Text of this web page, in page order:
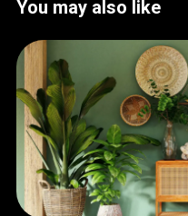
You may also like